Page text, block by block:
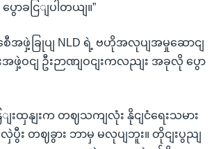
ောခငြျပါတယျ။”
အဖှဲ့ခြုပျ NLD ရဲ့ ဗဟိုအလုပျအမှုဆောငျ
ဖှဲ့ဝငျ ဦးဉာဏျဝငျးကလညျး အခုလို ပွော
ျးထှနျးက တဈသကျလုံး နိုငျငံရေးသမား
ပွီး တဈခွား ဘာမှ မလုပျဘူး။ တိုငျးပွညျ